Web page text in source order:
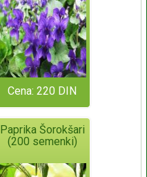
Cena: 220 DIN
Paprika Šorokšari
(200 semenki)